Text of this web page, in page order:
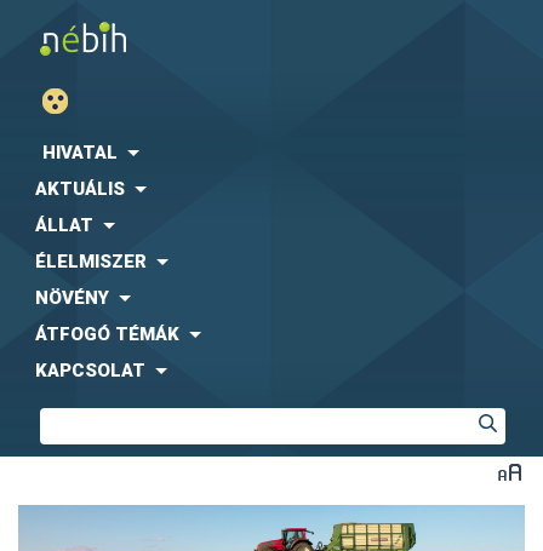
HIVATAL
AKTUÁLIS
ÁLLAT
ÉLELMISZER
NÖVÉNY
ÁTFOGÓ TÉMÁK
KAPCSOLAT